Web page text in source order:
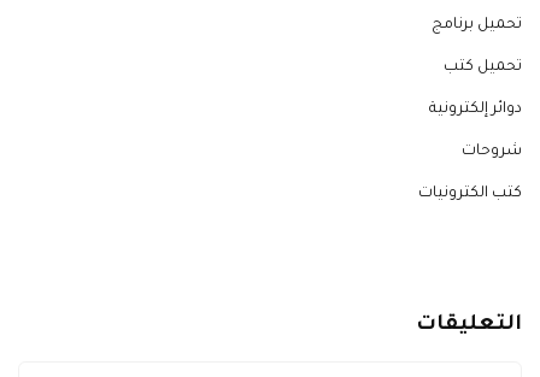
تحميل برنامج
تحميل كتب
دوائر إلكترونية
شروحات
كتب الكترونيات
التعليقات